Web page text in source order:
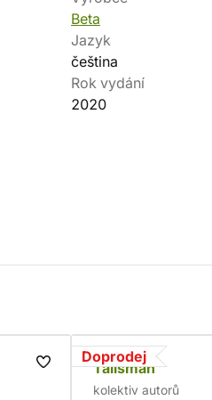
Beta
Jazyk
čeština
Rok vydání
2020
Doprodej
Talisman
kolektiv autorů